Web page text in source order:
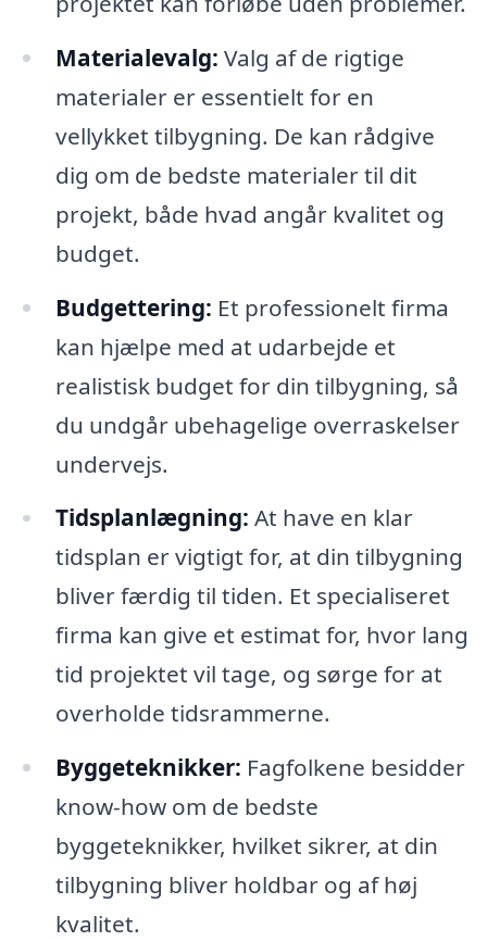
Materialevalg: Valg af de rigtige
materialer er essentielt for en
vellykket tilbygning. De kan rådgive
dig om de bedste materialer til dit
projekt, både hvad angår kvalitet og
budget.
Budgettering: Et professionelt firma
kan hjælpe med at udarbejde et
realistisk budget for din tilbygning, så
du undgår ubehagelige overraskelser
undervejs.
Tidsplanlægning: At have en klar
tidsplan er vigtigt for, at din tilbygning
bliver færdig til tiden. Et specialiseret
firma kan give et estimat for, hvor lang
tid projektet vil tage, og sørge for at
overholde tidsrammerne.
Byggeteknikker: Fagfolkene besidder
know-how om de bedste
byggeteknikker, hvilket sikrer, at din
tilbygning bliver holdbar og af høj
kvalitet.